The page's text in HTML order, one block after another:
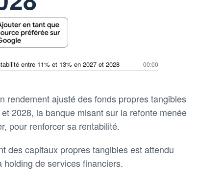
entre 11% et 13% en 2027 et 2028 00:00
rendement ajusté des fonds propres tangibles
2028, la banque misant sur la refonte menée
pour renforcer sa rentabilité.
des capitaux propres tangibles est attendu
de services financiers.